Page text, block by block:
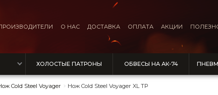
О НАС ДОСТАВКА ОПЛАТА АКЦИИ
ХОЛОСТЫЕ ПАТРОНЫ ОБВЕСЫ НА АК-74
Cold Steel Voyager Нож Cold Steel Voyager XL TP